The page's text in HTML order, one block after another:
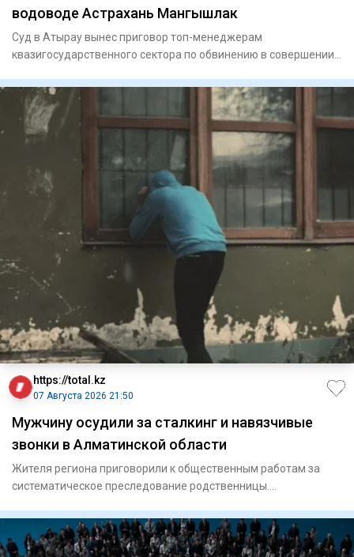
водоводе Астрахань Мангышлак
Суд в Атырау вынес приговор топ-менеджерам
квазигосударственного сектора по обвинению в совершении
https://total.kz
07 Августа 2026 21:50
Мужчину осудили за сталкинг и навязчивые
звонки в Алматинской области
Жителя региона приговорили к общественным работам за
систематическое преследование родственницы.